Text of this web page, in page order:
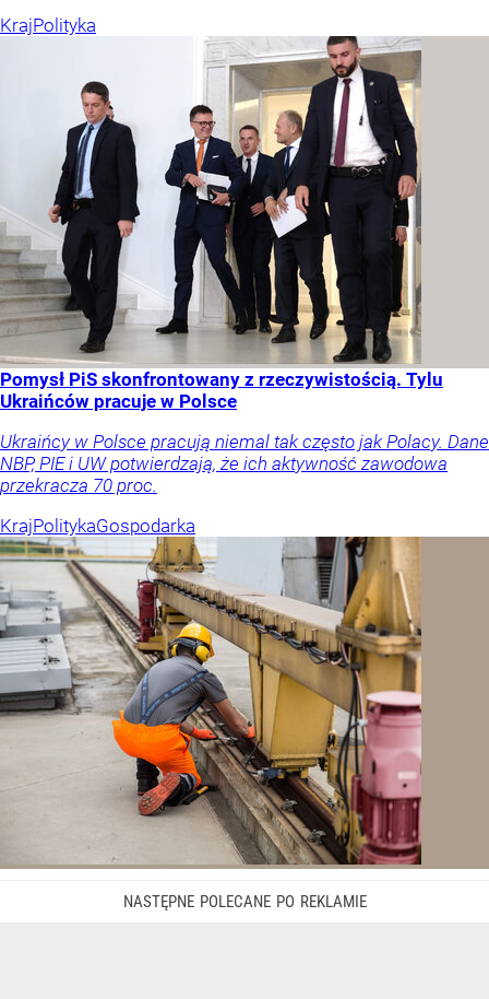
KrajPolityka
Pomysł PiS skonfrontowany z rzeczywistością. Tylu
Ukraińców pracuje w Polsce
Ukraińcy w Polsce pracują niemal tak często jak Polacy. Dane
NBP, PIE i UW potwierdzają, że ich aktywność zawodowa
przekracza 70 proc.
KrajPolitykaGospodarka